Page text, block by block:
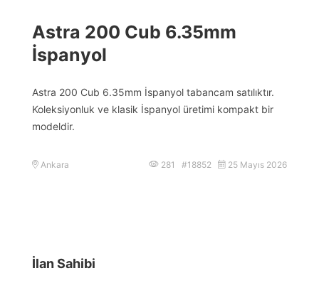
Astra 200 Cub 6.35mm
İspanyol
Astra 200 Cub 6.35mm İspanyol tabancam satılıktır.
Koleksiyonluk ve klasik İspanyol üretimi kompakt bir
modeldir.
Ankara 281 #18852 25 Mayıs 2026
İlan Sahibi